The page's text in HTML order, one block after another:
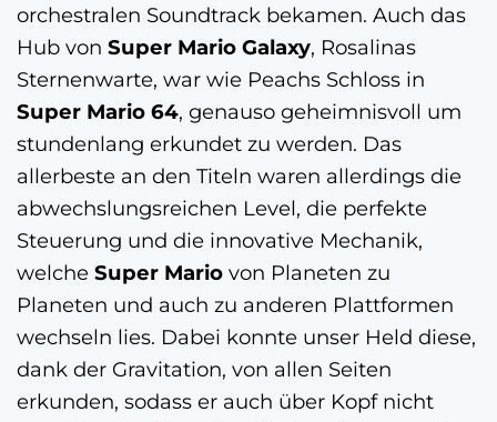
orchestralen Soundtrack bekamen. Auch das
Hub von Super Mario Galaxy, Rosalinas
Sternenwarte, war wie Peachs Schloss in
Super Mario 64, genauso geheimnisvoll um
stundenlang erkundet zu werden. Das
allerbeste an den Titeln waren allerdings die
abwechslungsreichen Level, die perfekte
Steuerung und die innovative Mechanik,
welche Super Mario von Planeten zu
Planeten und auch zu anderen Plattformen
wechseln lies. Dabei konnte unser Held diese,
dank der Gravitation, von allen Seiten
erkunden, sodass er auch über Kopf nicht